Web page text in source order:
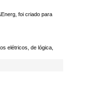
foi criado para
elétricos, de lógica,